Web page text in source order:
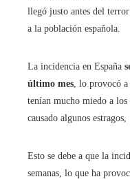
llegó justo antes del
a la población española.
La incidencia en España
último mes, lo provocó a
tenían mucho miedo a
causado algunos
Esto se debe a que la
semanas, lo que ha